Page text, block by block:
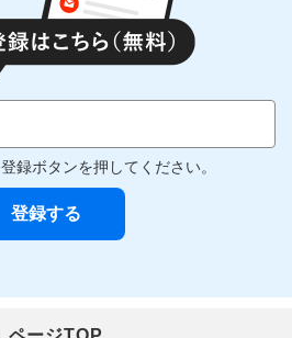
録ボタンを押してください。